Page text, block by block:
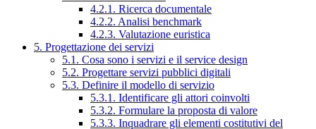
4.2.1. Ricerca documentale
4.2.2. Analisi benchmark
4.2.3. Valutazione euristica
5. Progettazione dei servizi
5.1. Cosa sono i servizi e il service design
5.2. Progettare servizi pubblici digitali
5.3. Definire il modello di servizio
5.3.1. Identificare gli attori coinvolti
5.3.2. Formulare la proposta di valore
5.3.3. Inquadrare gli elementi costitutivi del